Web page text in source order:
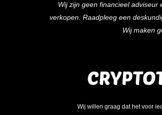
Wij zijn geen financieel
verkopen. Raadpleeg een
Wij maken
Wij willen graag dat het voor